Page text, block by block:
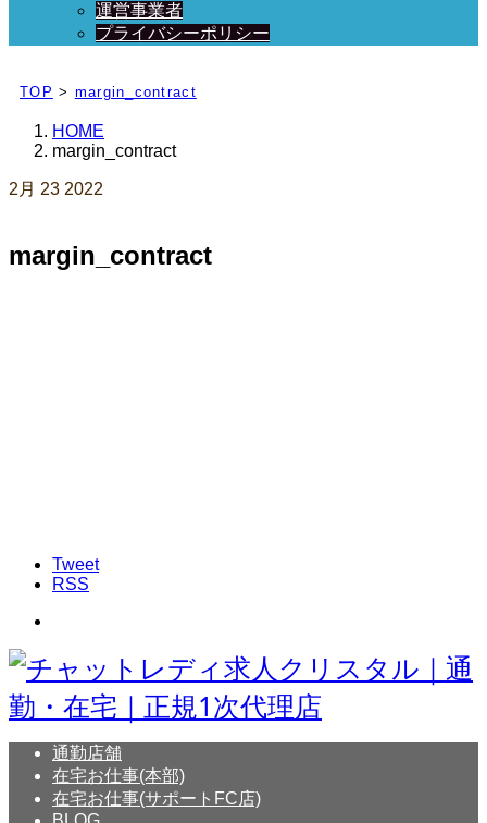
運営事業者
プライバシーポリシー
TOP > margin_contract
HOME
margin_contract
2月 23 2022
margin_contract
Tweet
RSS
通勤店舗
在宅お仕事(本部)
在宅お仕事(サポートFC店)